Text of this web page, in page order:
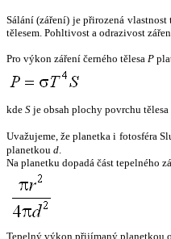
Sálání (záření) je přirozená
tělesem. Pohltivost a odrazivost
Pro výkon záření černého tělesa P
kde S je obsah plochy povrchu tělesa
Uvažujeme, že planetka i fotosféra
planetkou d.
Na planetku dopadá část tepelného
Tepelný výkon přijímaný planetkou